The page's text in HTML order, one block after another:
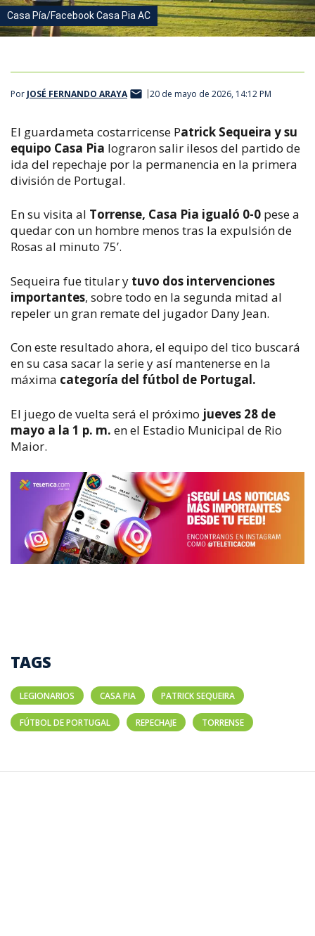
Casa Pía/Facebook Casa Pia AC
Por JOSÉ FERNANDO ARAYA 20 de mayo de 2026, 14:12 PM
El guardameta costarricense Patrick Sequeira y su
equipo Casa Pia lograron salir ilesos del partido de
ida del repechaje por la permanencia en la primera
división de Portugal.
En su visita al Torrense, Casa Pia igualó 0-0 pese a
quedar con un hombre menos tras la expulsión de
Rosas al minuto 75’.
Sequeira fue titular y tuvo dos intervenciones
importantes, sobre todo en la segunda mitad al
repeler un gran remate del jugador Dany Jean.
Con este resultado ahora, el equipo del tico buscará
en su casa sacar la serie y así mantenerse en la
máxima categoría del fútbol de Portugal.
El juego de vuelta será el próximo jueves 28 de
mayo a la 1 p. m. en el Estadio Municipal de Rio
Maior.
TAGS
LEGIONARIOS CASA PIA PATRICK SEQUEIRA
FÚTBOL DE PORTUGAL REPECHAJE TORRENSE